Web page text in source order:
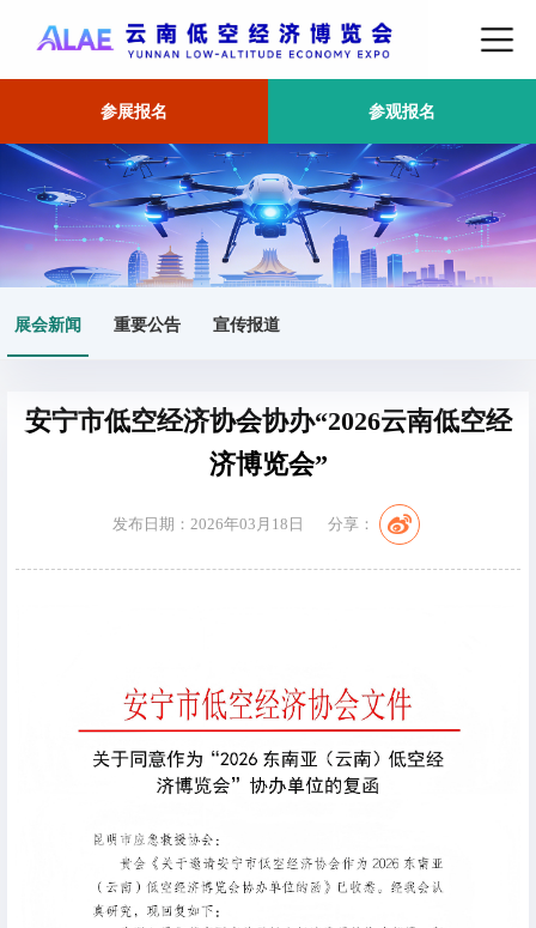
参展报名 参观报名
展会新闻 重要公告 宣传报道
首页 展会新闻 正文
安宁市低空经济协会协办“2026云南低空经
济博览会”
发布日期：2026年03月18日 分享：